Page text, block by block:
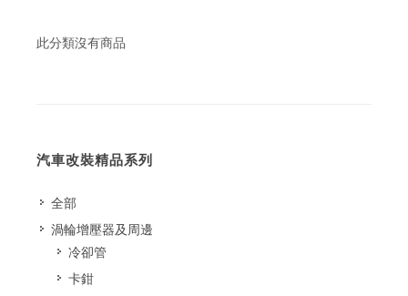
此分類沒有商品
汽車改裝精品系列
全部
渦輪增壓器及周邊
冷卻管
卡鉗